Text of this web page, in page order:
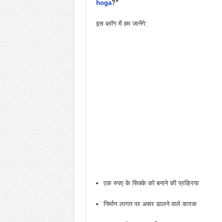
hoga?”
इस ब्लॉग में हम जानेंगे:
एक रुपए के सिक्के को बनाने की प्रक्रिया
निर्माण लागत पर असर डालने वाले कारक